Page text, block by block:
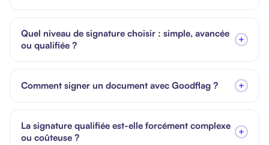
Quel niveau de signature choisir : simple, avancée
ou qualifiée ?
+
Comment signer un document avec Goodflag ? +
La signature qualifiée est-elle forcément complexe
ou coûteuse ?
+